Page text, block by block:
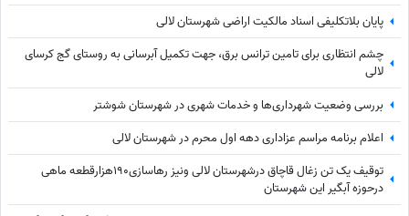
پایان بلاتکلیفی اسناد مالکیت اراضی شهرستان لالی
چشم انتظاری برای تامین ترانس برق، جهت تکمیل آبرسانی به روستای گج کرسای
لالی
بررسی وضعیت شهرداری‌ها و خدمات شهری در شهرستان شوشتر
اعلام برنامه مراسم عزاداری دهه اول محرم در شهرستان لالی
توقیف یک تن زغال قاچاق درشهرستان لالی ونیز رهاسازی190هزارقطعه ماهی
درحوزه آبگیر این شهرستان